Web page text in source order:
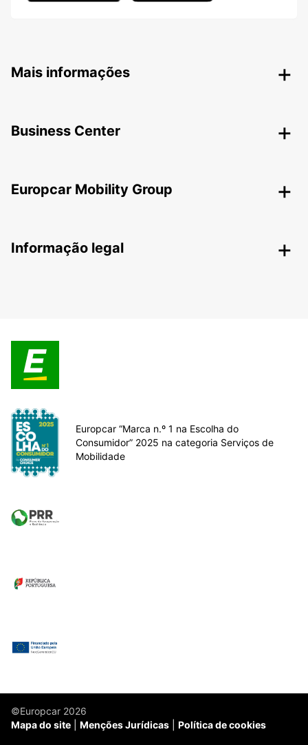
Mais informações
Business Center
Europcar Mobility Group
Informação legal
Europcar “Marca n.º 1 na Escolha do
Consumidor” 2025 na categoria Serviços de
Mobilidade
©Europcar 2026
Mapa do site
Menções Jurídicas Política de cookies